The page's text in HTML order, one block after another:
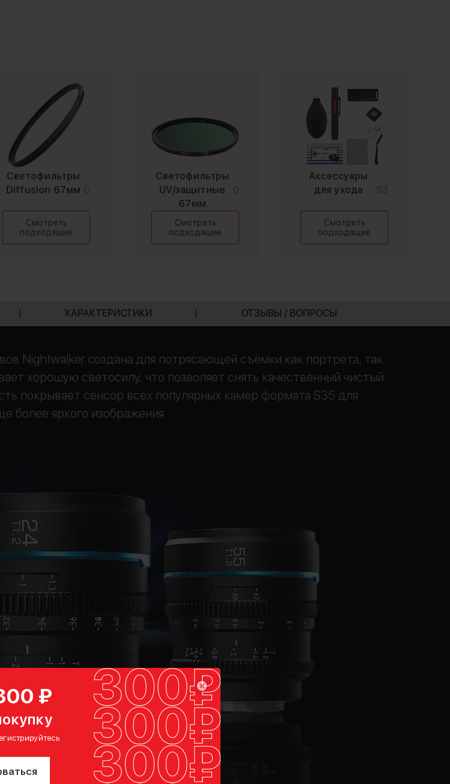
₽
Светофильтры
Diffusion 67мм
Смотреть
подходящие
Светофильтры
UV/защитные
67мм
Смотреть
подходящие
Аксессуары
для ухода
Смотреть
подходящие
| ХАРАКТЕРИСТИКИ | ОТЗЫВЫ / ВОПРОСЫ
Nightwalker создана для потрясающей съёмки как портрета, так
хорошую светосилу, что позволяет снять качественный чистый
покрывает сенсор всех популярных камер формата S35 для
более яркого изображения